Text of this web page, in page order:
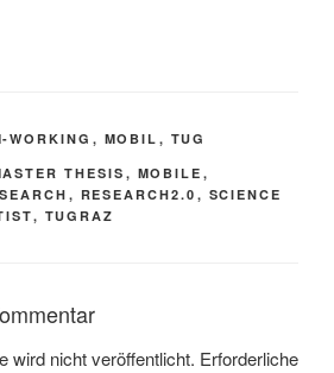
WORKING , MOBIL , TUG
THESIS , MOBILE ,
, RESEARCH2.0 , SCIENCE
, TUGRAZ
wird nicht veröffentlicht. Erforderliche